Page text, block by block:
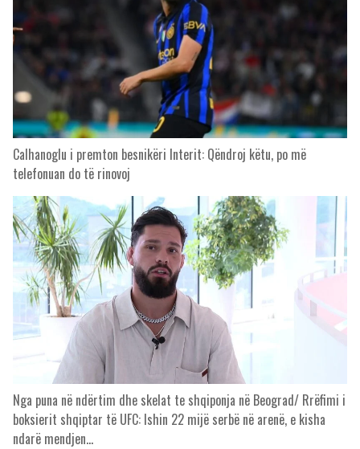
Calhanoglu i premton besnikëri Interit: Qëndroj këtu, po më
telefonuan do të rinovoj
Nga puna në ndërtim dhe skelat te shqiponja në Beograd/ Rrëfimi i
boksierit shqiptar të UFC: Ishin 22 mijë serbë në arenë, e kisha
ndarë mendjen…